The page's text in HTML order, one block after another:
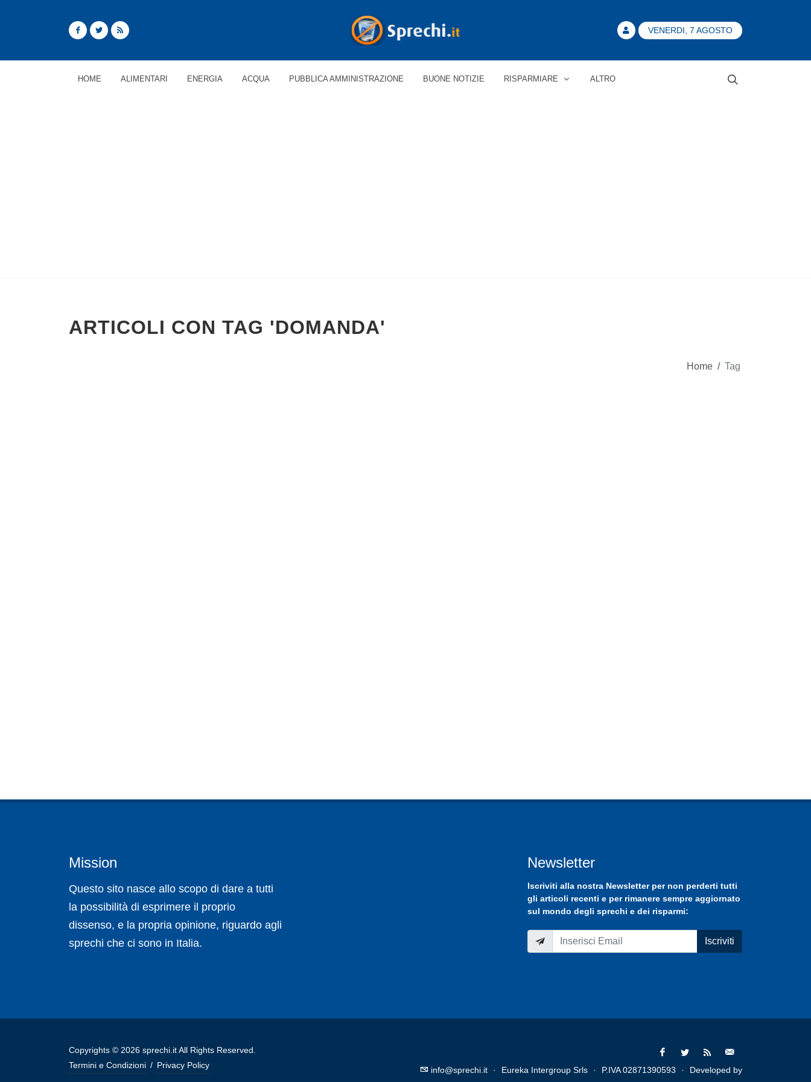
VENERDI, 7 AGOSTO
HOME ALIMENTARI ENERGIA ACQUA PUBBLICA AMMINISTRAZIONE BUONE NOTIZIE RISPARMIARE ALTRO
ARTICOLI CON TAG 'DOMANDA'
Home / Tag
Mission
Questo sito nasce allo scopo di dare a tutti
la possibilità di esprimere il proprio
dissenso, e la propria opinione, riguardo agli
sprechi che ci sono in Italia.
Newsletter
Iscriviti alla nostra Newsletterper non perderti tutti
gli articoli recenti e per rimanere sempre aggiornato
sul mondo degli sprechi e dei risparmi:
Iscriviti
Copyrights © 2026 sprechi.it All Rights Reserved.
Termini e Condizioni / Privacy Policy info@sprechi.it · Eureka Intergroup Srls · P.IVA 02871390593 ·
Developed by